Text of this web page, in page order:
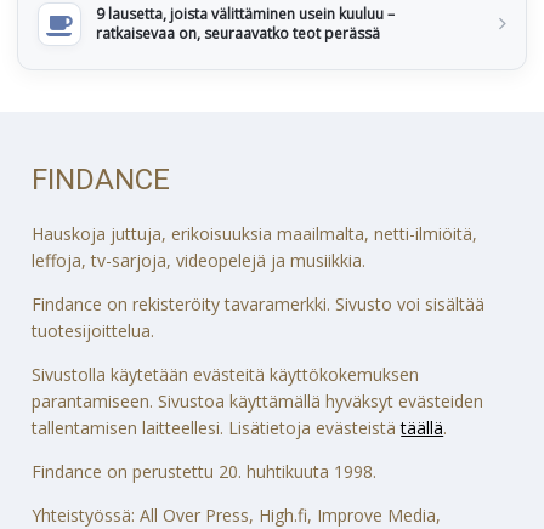
9 lausetta, joista välittäminen usein kuuluu –
ratkaisevaa on, seuraavatko teot perässä
FINDANCE
Hauskoja juttuja, erikoisuuksia maailmalta, netti-ilmiöitä,
leffoja, tv-sarjoja, videopelejä ja musiikkia.
Findance on rekisteröity tavaramerkki. Sivusto voi sisältää
tuotesijoittelua.
Sivustolla käytetään evästeitä käyttökokemuksen
parantamiseen. Sivustoa käyttämällä hyväksyt evästeiden
tallentamisen laitteellesi. Lisätietoja evästeistätäällä.
Findance on perustettu 20. huhtikuuta 1998.
Yhteistyössä: All Over Press, High.fi, Improve Media,